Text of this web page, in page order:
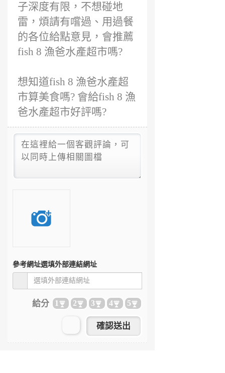
子深度有限，不想碰地
雷，煩請有嚐過、用過餐
的各位給點意見，會推薦
fish 8 漁爸水產超市嗎?
想知道fish 8 漁爸水產超
市算美食嗎? 會給fish 8 漁
爸水產超市好評嗎?
參考網址選填外部連結網址
給分 1 2 3 4 5